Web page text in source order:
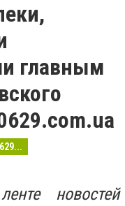
главным
новостей